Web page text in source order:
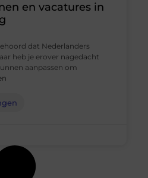
en vacatures in
dat Nederlanders
heb je erover nagedacht
aanpassen om